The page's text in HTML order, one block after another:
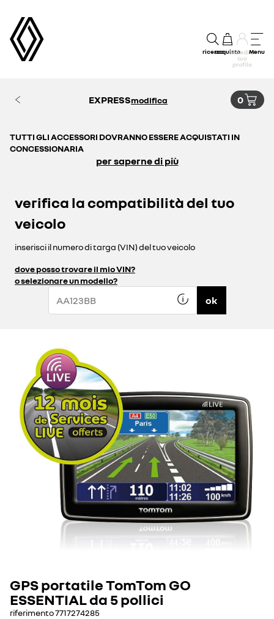
ricercaacquistoaccedi al
tuo
profilo
Menu
EXPRESSmodifica 0
TUTTI GLI ACCESSORI DOVRANNO ESSERE ACQUISTATI IN
CONCESSIONARIA
per saperne di più
verifica la compatibilità del tuo
veicolo
inserisci il numero di targa (VIN) del tuo veicolo
dove posso trovare il mio VIN?
o selezionare un modello?
ok
GPS portatile TomTom GO
ESSENTIAL da 5 pollici
riferimento7717274285